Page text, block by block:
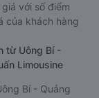
với số điểm
của khách hàng
từ Uông Bí -
Limousine
Bí - Quảng